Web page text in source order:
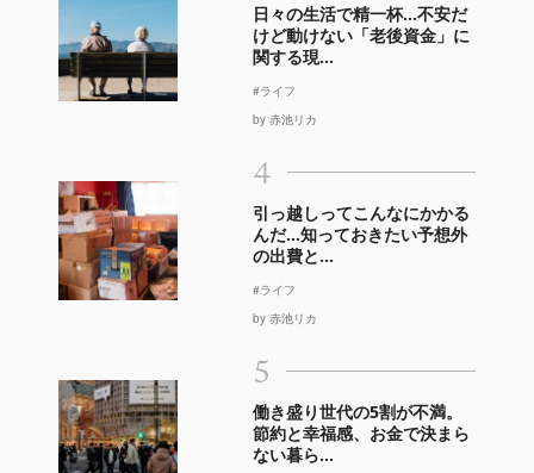
日々の生活で精一杯…不安だ
けど動けない「老後資金」に
関する現...
#ライフ
by 赤池リカ
4
引っ越しってこんなにかかる
んだ…知っておきたい予想外
の出費と...
#ライフ
by 赤池リカ
5
働き盛り世代の5割が不満。
節約と幸福感、お金で決まら
ない暮ら...